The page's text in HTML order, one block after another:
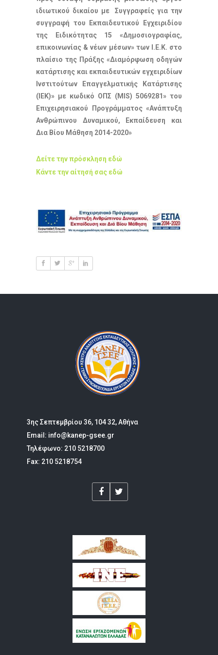
ιδιωτικού δικαίου με Συγγραφείς για την
συγγραφή του Εκπαιδευτικού Εγχειριδίου
της Ειδικότητας 15 «Δημοσιογραφίας,
επικοινωνίας & νέων μέσων» των Ι.Ε.Κ. στο
πλαίσιο της Πράξης «Διαμόρφωση οδηγών
κατάρτισης και εκπαιδευτικών εγχειριδίων
Ινστιτούτων Επαγγελματικής Κατάρτισης
(ΙΕΚ)» με κωδικό ΟΠΣ (MIS) 5069281» του
Επιχειρησιακού Προγράμματος «Ανάπτυξη
Ανθρώπινου Δυναμικού, Εκπαίδευση και
Δια Βίου Μάθηση 2014-2020»
Δείτε την πρόσκληση εδώ
Κάντε την αίτησή σας εδώ
3ης Σεπτεμβρίου 36, 104 32, Αθήνα
Email: info@kanep-gsee.gr
Τηλέφωνο: 210 5218700
Fax: 210 5218754